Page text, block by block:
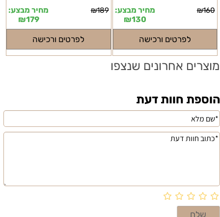
₪160
מחיר מבצע:
₪130
לפרטים ורכישה
₪189
מחיר מבצע:
₪179
לפרטים ורכישה
מוצרים אחרונים שנצפו
הוספת חוות דעת